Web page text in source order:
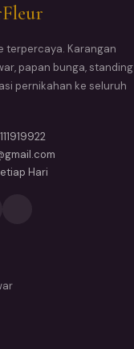
terpercaya. Karangan
papan bunga, standing
pernikahan ke seluruh
Hari